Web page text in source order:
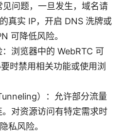
问题，一旦发生，域名请
真实 IP，开启 DNS 洗牌或
可降低风险。
浏览器中的 WebRTC 可
时禁用相关功能或使用浏
）：允许部分流量
对资源访问有特定需求时
私风险。